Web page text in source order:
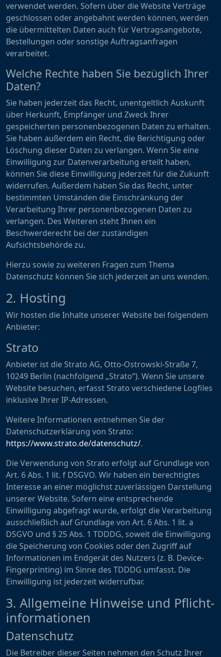
verwendet werden. Sofern über die Website Verträge
geschlossen oder angebahnt werden können, werden
die übermittelten Daten auch für Vertragsangebote,
Bestellungen oder sonstige Auftragsanfragen
verarbeitet.
Welche Rechte haben Sie bezüglich Ihrer
Daten?
Sie haben jederzeit das Recht, unentgeltlich Auskunft
über Herkunft, Empfänger und Zweck Ihrer
gespeicherten personenbezogenen Daten zu erhalten.
Sie haben außerdem ein Recht, die Berichtigung oder
Löschung dieser Daten zu verlangen. Wenn Sie eine
Einwilligung zur Datenverarbeitung erteilt haben,
können Sie diese Einwilligung jederzeit für die Zukunft
widerrufen. Außerdem haben Sie das Recht, unter
bestimmten Umständen die Einschränkung der
Verarbeitung Ihrer personenbezogenen Daten zu
verlangen. Des Weiteren steht Ihnen ein
Beschwerderecht bei der zuständigen
Aufsichtsbehörde zu.
Hierzu sowie zu weiteren Fragen zum Thema
Datenschutz können Sie sich jederzeit an uns wenden.
2. Hosting
Wir hosten die Inhalte unserer Website bei folgendem
Anbieter:
Strato
Anbieter ist die Strato AG, Otto-Ostrowski-Straße 7,
10249 Berlin (nachfolgend „Strato“). Wenn Sie unsere
Website besuchen, erfasst Strato verschiedene Logfiles
inklusive Ihrer IP-Adressen.
Weitere Informationen entnehmen Sie der
Datenschutzerklärung von Strato:
https://www.strato.de/datenschutz/.
Die Verwendung von Strato erfolgt auf Grundlage von
Art. 6 Abs. 1 lit. f DSGVO. Wir haben ein berechtigtes
Interesse an einer möglichst zuverlässigen Darstellung
unserer Website. Sofern eine entsprechende
Einwilligung abgefragt wurde, erfolgt die Verarbeitung
ausschließlich auf Grundlage von Art. 6 Abs. 1 lit. a
DSGVO und § 25 Abs. 1 TDDDG, soweit die Einwilligung
die Speicherung von Cookies oder den Zugriff auf
Informationen im Endgerät des Nutzers (z. B. Device-
Fingerprinting) im Sinne des TDDDG umfasst. Die
Einwilligung ist jederzeit widerrufbar.
3. Allgemeine Hinweise und Pflicht­
informationen
Datenschutz
Die Betreiber dieser Seiten nehmen den Schutz Ihrer